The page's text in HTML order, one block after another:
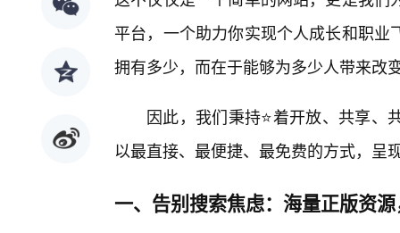
平台，一个助力你实现个人成长和职
拥有多少，而在于能够为多少人带来改
因此，我们秉持⭐着开放、共享
以最直接、最便捷、最免费的方式，呈
一、告别搜索焦虑：海量正版资